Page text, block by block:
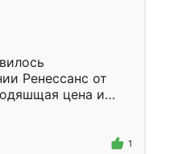
Ренессанс от
цена и
Приехавший
самый
1